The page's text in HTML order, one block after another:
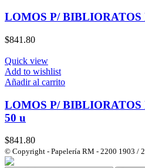
LOMOS P/ BIBLIORATOS
$841.80
Quick view
Add to wishlist
Añadir al carrito
LOMOS P/
50 u
$841.80
© Copyright - Papelería RM - 2200 1903 /